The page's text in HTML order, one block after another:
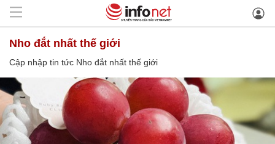
Nho đắt nhất thế giới
Cập nhập tin tức Nho đắt nhất thế giới